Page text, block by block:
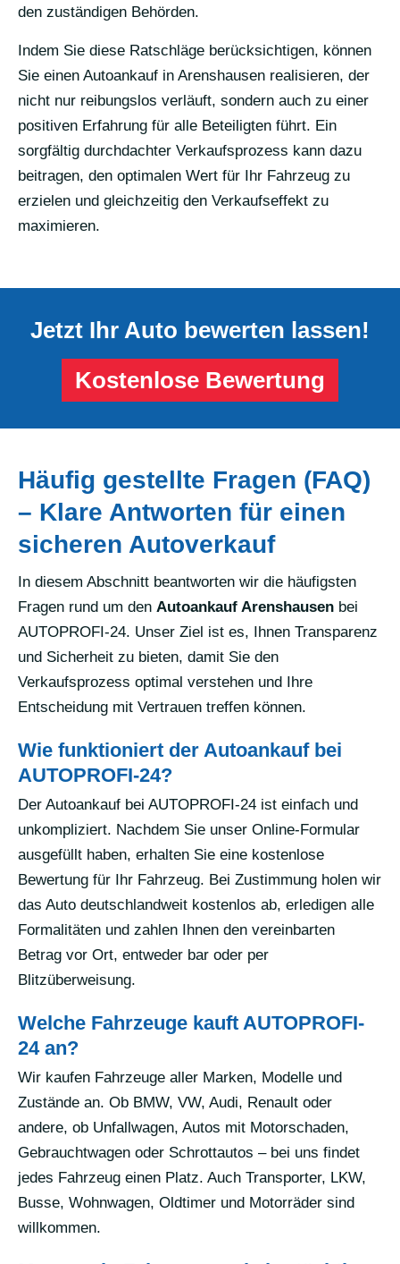
den zuständigen Behörden.
Indem Sie diese Ratschläge berücksichtigen, können
Sie einen Autoankauf in Arenshausen realisieren, der
nicht nur reibungslos verläuft, sondern auch zu einer
positiven Erfahrung für alle Beteiligten führt. Ein
sorgfältig durchdachter Verkaufsprozess kann dazu
beitragen, den optimalen Wert für Ihr Fahrzeug zu
erzielen und gleichzeitig den Verkaufseffekt zu
maximieren.
Jetzt Ihr Auto bewerten lassen!
Kostenlose Bewertung
Häufig gestellte Fragen (FAQ)
– Klare Antworten für einen
sicheren Autoverkauf
In diesem Abschnitt beantworten wir die häufigsten
Fragen rund um den Autoankauf Arenshausen bei
AUTOPROFI-24. Unser Ziel ist es, Ihnen Transparenz
und Sicherheit zu bieten, damit Sie den
Verkaufsprozess optimal verstehen und Ihre
Entscheidung mit Vertrauen treffen können.
Wie funktioniert der Autoankauf bei
AUTOPROFI-24?
Der Autoankauf bei AUTOPROFI-24 ist einfach und
unkompliziert. Nachdem Sie unser Online-Formular
ausgefüllt haben, erhalten Sie eine kostenlose
Bewertung für Ihr Fahrzeug. Bei Zustimmung holen wir
das Auto deutschlandweit kostenlos ab, erledigen alle
Formalitäten und zahlen Ihnen den vereinbarten
Betrag vor Ort, entweder bar oder per
Blitzüberweisung.
Welche Fahrzeuge kauft AUTOPROFI-
24 an?
Wir kaufen Fahrzeuge aller Marken, Modelle und
Zustände an. Ob BMW, VW, Audi, Renault oder
andere, ob Unfallwagen, Autos mit Motorschaden,
Gebrauchtwagen oder Schrottautos – bei uns findet
jedes Fahrzeug einen Platz. Auch Transporter, LKW,
Busse, Wohnwagen, Oldtimer und Motorräder sind
willkommen.